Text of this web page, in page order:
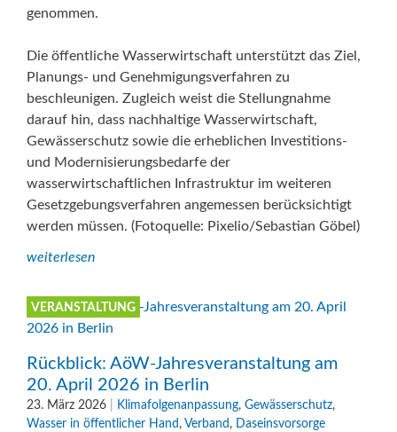
genommen.
Die öffentliche Wasserwirtschaft unterstützt das Ziel,
Planungs- und Genehmigungsverfahren zu
beschleunigen. Zugleich weist die Stellungnahme
darauf hin, dass nachhaltige Wasserwirtschaft,
Gewässerschutz sowie die erheblichen Investitions-
und Modernisierungsbedarfe der
wasserwirtschaftlichen Infrastruktur im weiteren
Gesetzgebungsverfahren angemessen berücksichtigt
werden müssen. (Fotoquelle: Pixelio/Sebastian Göbel)
weiterlesen
VERANSTALTUNG
Rückblick: AöW-Jahresveranstaltung am
20. April 2026 in Berlin
23. März 2026 Klimafolgenanpassung, Gewässerschutz,
Wasser in öffentlicher Hand , Verband , Daseinsvorsorge